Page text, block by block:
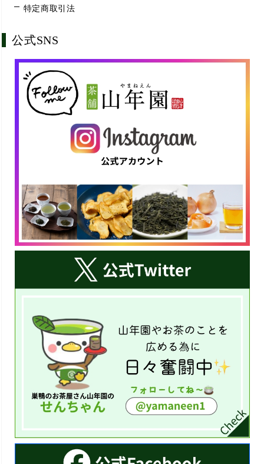
特定商取引法
公式SNS